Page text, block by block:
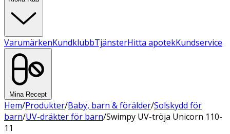
VarumärkenKundklubbTjänsterHitta apotekKundservice
Mina Recept
Hem/Produkter/Baby, barn & förälder/Solskydd för
barn/UV-dräkter för barn/Swimpy UV-tröja Unicorn 110-
11